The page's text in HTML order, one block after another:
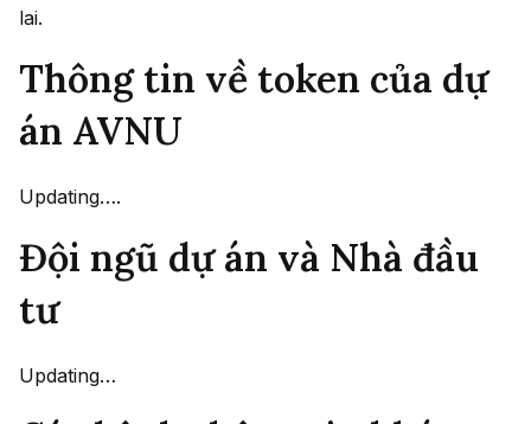
lai.
Thông tin về token của dự
án AVNU
Updating….
Đội ngũ dự án và Nhà đầu
tư
Updating…